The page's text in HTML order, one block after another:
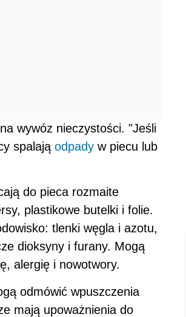
wywóz nieczystości. "Jeśli
spalają odpady w piecu lub
do pieca rozmaite
plastikowe butelki i folie.
tlenki węgla i azotu,
dioksyny i furany. Mogą
alergię i nowotwory.
odmówić wpuszczenia
mają upoważnienia do